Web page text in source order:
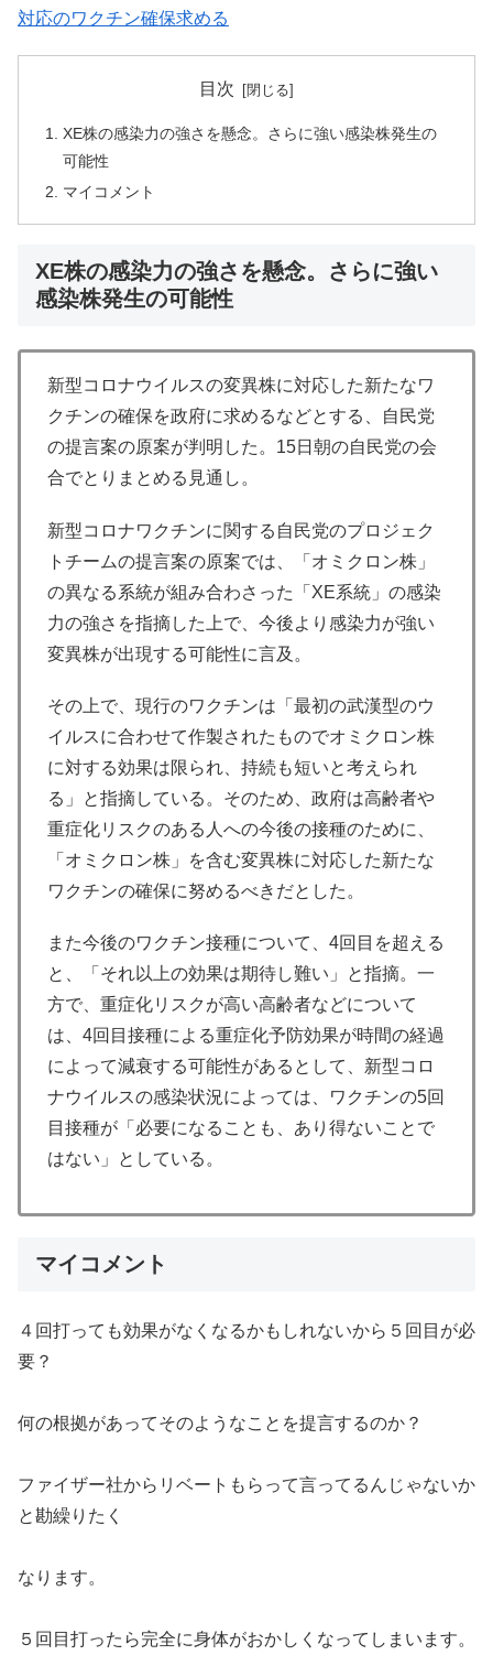
対応のワクチン確保求める
目次
XE株の感染力の強さを懸念。さらに強い感染株発生の
可能性
マイコメント
XE株の感染力の強さを懸念。さらに強い
感染株発生の可能性
新型コロナウイルスの変異株に対応した新たなワ
クチンの確保を政府に求めるなどとする、自民党
の提言案の原案が判明した。15日朝の自民党の会
合でとりまとめる見通し。
新型コロナワクチンに関する自民党のプロジェク
トチームの提言案の原案では、「オミクロン株」
の異なる系統が組み合わさった「XE系統」の感染
力の強さを指摘した上で、今後より感染力が強い
変異株が出現する可能性に言及。
その上で、現行のワクチンは「最初の武漢型のウ
イルスに合わせて作製されたものでオミクロン株
に対する効果は限られ、持続も短いと考えられ
る」と指摘している。そのため、政府は高齢者や
重症化リスクのある人への今後の接種のために、
「オミクロン株」を含む変異株に対応した新たな
ワクチンの確保に努めるべきだとした。
また今後のワクチン接種について、4回目を超える
と、「それ以上の効果は期待し難い」と指摘。一
方で、重症化リスクが高い高齢者などについて
は、4回目接種による重症化予防効果が時間の経過
によって減衰する可能性があるとして、新型コロ
ナウイルスの感染状況によっては、ワクチンの5回
目接種が「必要になることも、あり得ないことで
はない」としている。
マイコメント
４回打っても効果がなくなるかもしれないから５回目が必
要？
何の根拠があってそのようなことを提言するのか？
ファイザー社からリベートもらって言ってるんじゃないか
と勘繰りたく
なります。
５回目打ったら完全に身体がおかしくなってしまいます。